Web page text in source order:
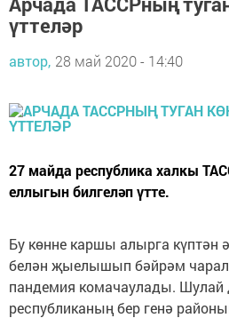
үттеләр
автор, 28 май 2020 - 14:40
27 майда республика халкы
еллыгын билгеләп үтте.
Бу көнне каршы алырга күптән
белән җыелышып бәйрәм
пандемия комачаулады. Шулай
республиканың бер генә